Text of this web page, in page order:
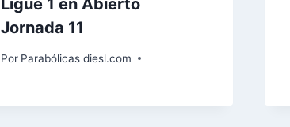
Ligue 1 en Abierto
Jornada 11
Por Parabólicas diesl.com